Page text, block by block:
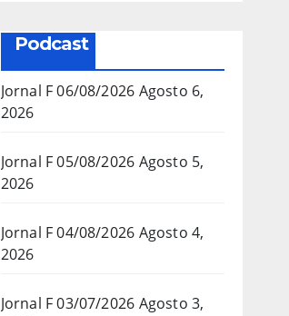
Podcast
Jornal F 06/08/2026 Agosto 6,
2026
Jornal F 05/08/2026 Agosto 5,
2026
Jornal F 04/08/2026 Agosto 4,
2026
Jornal F 03/07/2026 Agosto 3,